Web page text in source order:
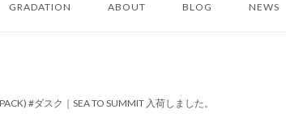
GRADATION ABOUT BLOG NEWS
#ダスク｜SEA TO SUMMIT 入荷しました。